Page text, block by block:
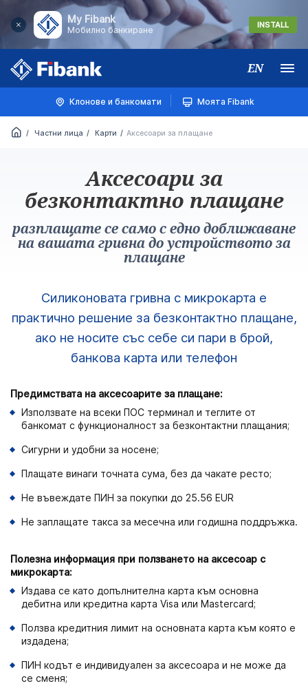
My Fibank
Мобилно банкиране
INSTALL
EN Меню
Клонове и банкомати Моята Fibank
Частни лица Карти Аксесоари за плащане
Аксесоари за
безконтактно плащане
разплащате се само с едно доближаване
на вашата гривна до устройството за
плащане
Силиконовата гривна с микрокарта е
практично решение за безконтактно плащане,
ако не носите със себе си пари в брой,
банкова карта или телефон
Предимствата на аксесоарите за плащане:
Използвате на всеки ПОС терминал и теглите от
банкомат с функционалност за безконтактни плащания;
Сигурни и удобни за носене;
Плащате винаги точната сума, без да чакате ресто;
Не въвеждате ПИН за покупки до 25.56 EUR
Не заплащате такса за месечна или годишна поддръжка.
Полезна информация при ползването на аксесоар с
микрокарта:
Издава се като допълнителна карта към основна
дебитна или кредитна карта Visa или Mastercard;
Ползва кредитния лимит на основната карта към която е
издадена;
ПИН кодът е индивидуален за аксесоара и не може да
се сменя;